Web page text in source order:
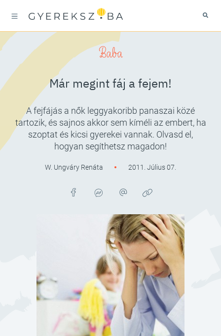
Baba
Már megint fáj a fejem!
A fejfájás a nők leggyakoribb panaszai közé
tartozik, és sajnos akkor sem kíméli az embert, ha
szoptat és kicsi gyerekei vannak. Olvasd el,
hogyan segíthetsz magadon!
W. Ungváry Renáta 2011. Július 07.